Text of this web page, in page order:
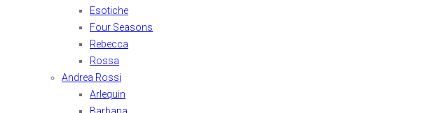
Esotiche
Four Seasons
Rebecca
Rossa
Andrea Rossi
Arlequin
Barbana